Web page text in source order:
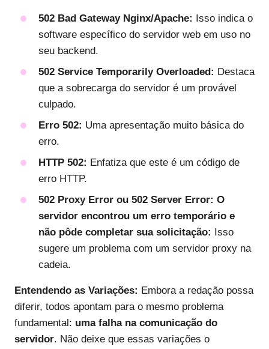
502 Bad Gateway Nginx/Apache: Isso indica o
software específico do servidor web em uso no
seu backend.
502 Service Temporarily Overloaded: Destaca
que a sobrecarga do servidor é um provável
culpado.
Erro 502: Uma apresentação muito básica do
erro.
HTTP 502: Enfatiza que este é um código de
erro HTTP.
502 Proxy Error ou 502 Server Error: O
servidor encontrou um erro temporário e
não pôde completar sua solicitação: Isso
sugere um problema com um servidor proxy na
cadeia.
Entendendo as Variações: Embora a redação possa
diferir, todos apontam para o mesmo problema
fundamental: uma falha na comunicação do
servidor. Não deixe que essas variações o